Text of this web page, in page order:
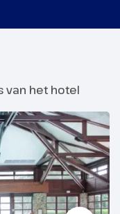
van het hotel